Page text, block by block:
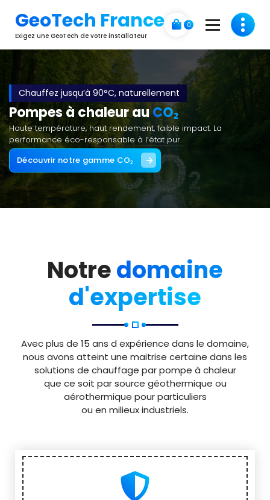
contenu
GeoTech France
Exigez une GeoTech de votre installateur
0
Chauffez jusqu’à 90°C, naturellement
Pompes à chaleur auCO₂
Haute température, haut rendement, faible impact. La
performance éco-responsable à l’état pur.
Découvrir notre gamme CO₂
Notredomaine
d'expertise
Avec plus de 15 ans d expérience dans le domaine,
nous avons atteint une maitrise certaine dans les
solutions de chauffage par pompe à chaleur
que ce soit par source géothermique ou
aérothermique pour particuliers
ou en milieux industriels.